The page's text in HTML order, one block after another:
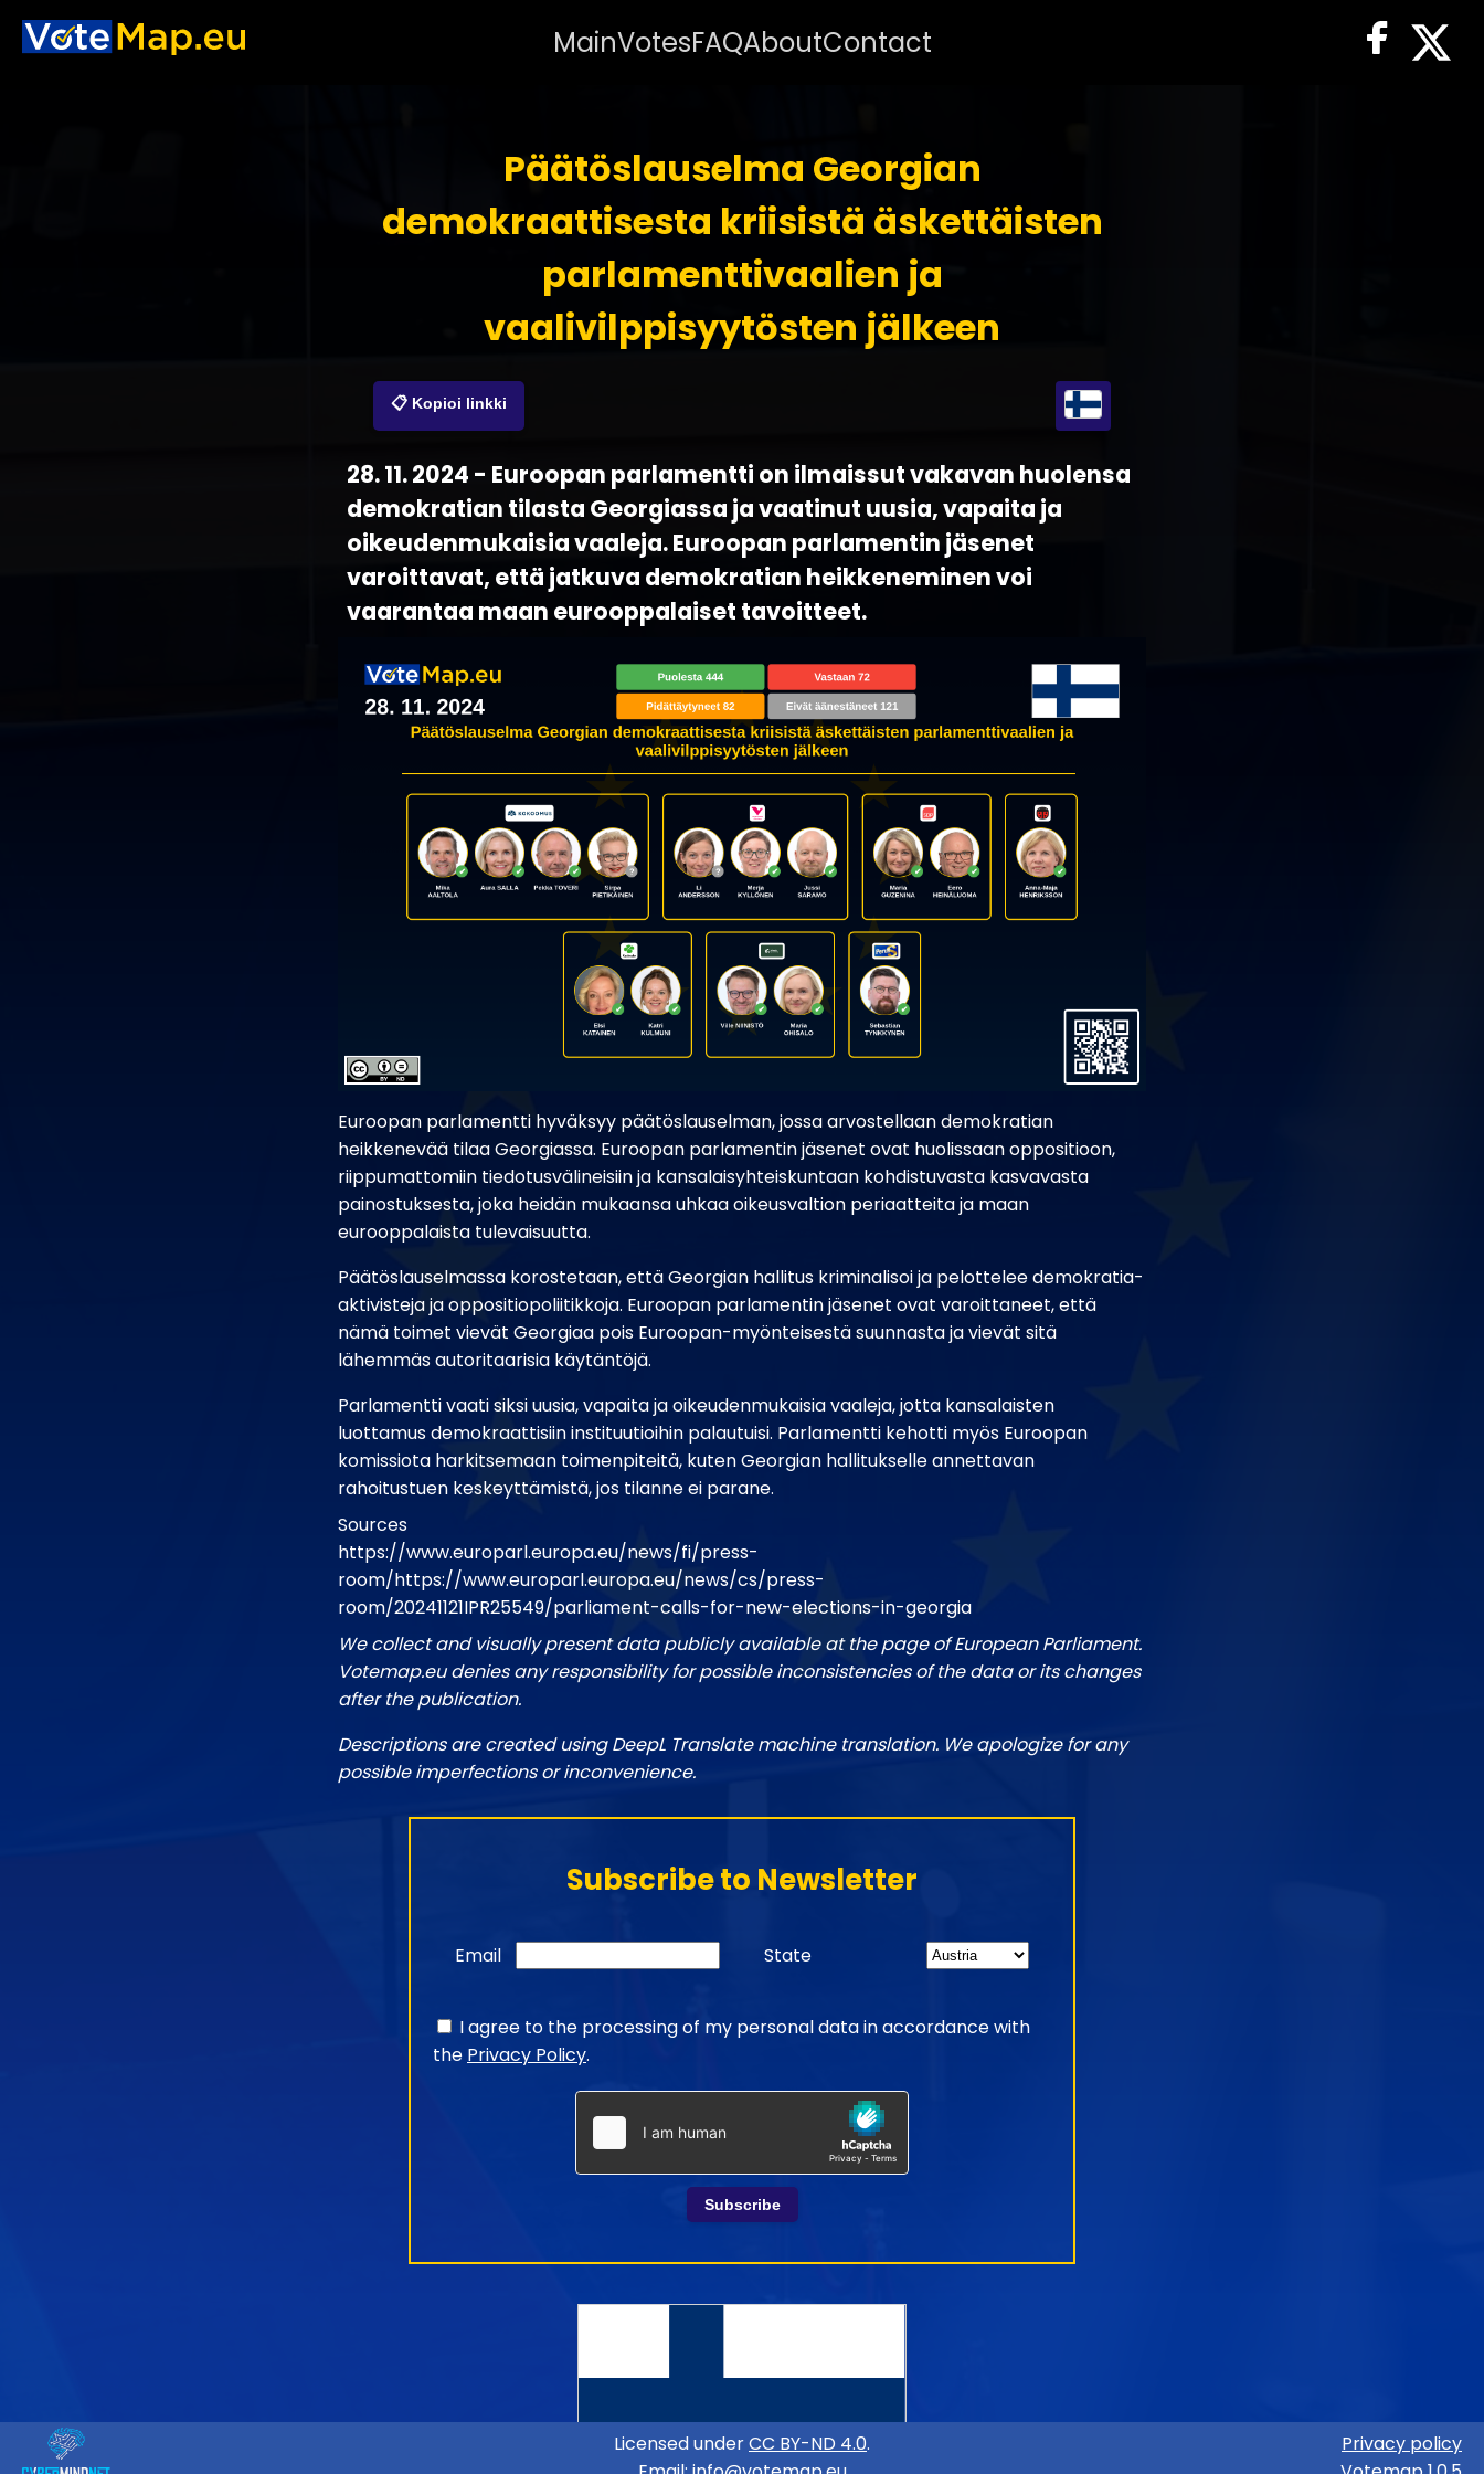
MainVotesFAQAboutContact
Päätöslauselma Georgian
demokraattisesta kriisistä äskettäisten
parlamenttivaalien ja
vaalivilppisyytösten jälkeen
📋 Kopioi linkki
28. 11. 2024 - Euroopan parlamentti on ilmaissut vakavan huolensa
demokratian tilasta Georgiassa ja vaatinut uusia, vapaita ja
oikeudenmukaisia vaaleja. Euroopan parlamentin jäsenet
varoittavat, että jatkuva demokratian heikkeneminen voi
vaarantaa maan eurooppalaiset tavoitteet.
Euroopan parlamentti hyväksyy päätöslauselman, jossa arvostellaan demokratian
heikkenevää tilaa Georgiassa. Euroopan parlamentin jäsenet ovat huolissaan oppositioon,
riippumattomiin tiedotusvälineisiin ja kansalaisyhteiskuntaan kohdistuvasta kasvavasta
painostuksesta, joka heidän mukaansa uhkaa oikeusvaltion periaatteita ja maan
eurooppalaista tulevaisuutta.
Päätöslauselmassa korostetaan, että Georgian hallitus kriminalisoi ja pelottelee demokratia-
aktivisteja ja oppositiopoliitikkoja. Euroopan parlamentin jäsenet ovat varoittaneet, että
nämä toimet vievät Georgiaa pois Euroopan-myönteisestä suunnasta ja vievät sitä
lähemmäs autoritaarisia käytäntöjä.
Parlamentti vaati siksi uusia, vapaita ja oikeudenmukaisia vaaleja, jotta kansalaisten
luottamus demokraattisiin instituutioihin palautuisi. Parlamentti kehotti myös Euroopan
komissiota harkitsemaan toimenpiteitä, kuten Georgian hallitukselle annettavan
rahoitustuen keskeyttämistä, jos tilanne ei parane.
Sources
https://www.europarl.europa.eu/news/fi/press-
room/https://www.europarl.europa.eu/news/cs/press-
room/20241121IPR25549/parliament-calls-for-new-elections-in-georgia
We collect and visually present data publicly available at the page of European Parliament.
Votemap.eu denies any responsibility for possible inconsistencies of the data or its changes
after the publication.
Descriptions are created using DeepL Translate machine translation. We apologize for any
possible imperfections or inconvenience.
Subscribe to Newsletter
Email State
I agree to the processing of my personal data in accordance with
the Privacy Policy.
Subscribe
Licensed underCC BY-ND 4.0.
Privacy policy